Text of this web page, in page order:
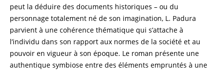
peut la déduire des documents historiques – ou du
personnage totalement né de son imagination, L. Padura
parvient à une cohérence thématique qui s’attache à
l’individu dans son rapport aux normes de la société et au
pouvoir en vigueur à son époque. Le roman présente une
authentique symbiose entre des éléments empruntés à une